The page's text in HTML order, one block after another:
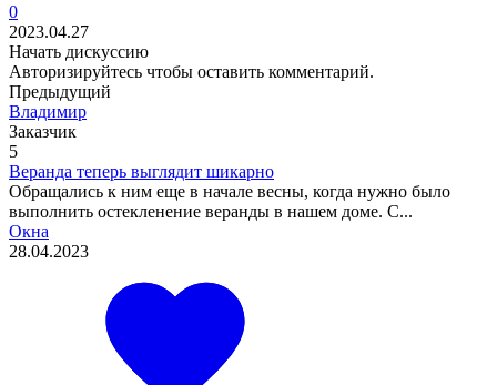
0
2023.04.27
Начать дискуссию
Авторизируйтесь чтобы оставить комментарий.
Предыдущий
Владимир
Заказчик
5
Веранда теперь выглядит шикарно
Обращались к ним еще в начале весны, когда нужно было
выполнить остекленение веранды в нашем доме. С...
Окна
28.04.2023